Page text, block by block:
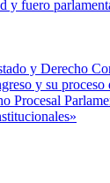
y fuero
y Derecho
y su proceso
Procesal